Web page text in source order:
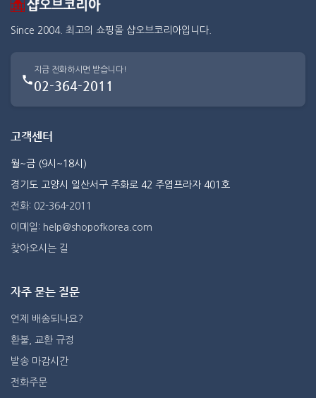
Since 2004. 최고의 쇼핑몰 샵오브코리아입니다.
지금 전화하시면 받습니다!
02-364-2011
고객센터
월~금 (9시~18시)
경기도 고양시 일산서구 주화로 42 주엽프라자 401호
전화: 02-364-2011
이메일: help@shopofkorea.com
찾아오시는 길
자주 묻는 질문
언제 배송되나요?
환불, 교환 규정
발송 마감시간
전화주문